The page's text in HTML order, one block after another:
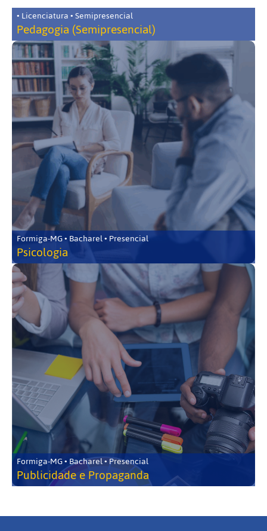
• Licenciatura • Semipresencial
Pedagogia (Semipresencial)
Formiga-MG • Bacharel • Presencial
Psicologia
Formiga-MG • Bacharel • Presencial
Publicidade e Propaganda